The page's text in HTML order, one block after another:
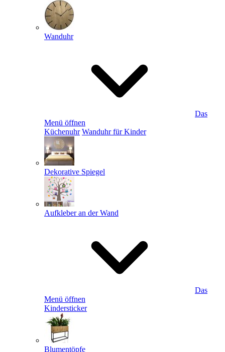
Wanduhr
Das
Menü öffnen
Küchenuhr Wanduhr für Kinder
Dekorative Spiegel
Aufkleber an der Wand
Das
Menü öffnen
Kindersticker
Blumentöpfe